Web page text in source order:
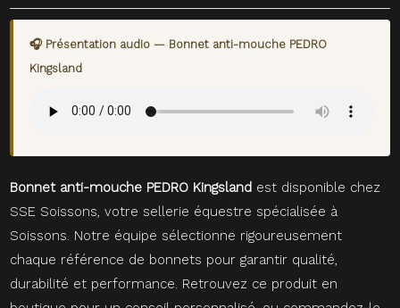
🎧 Présentation audio — Bonnet anti-mouche PEDRO
Kingsland
Bonnet anti-mouche PEDRO Kingsland est disponible chez
SSE Soissons, votre sellerie équestre spécialisée à
Soissons. Notre équipe sélectionne rigoureusement
chaque référence de bonnets pour garantir qualité,
durabilité et performance. Retrouvez ce produit en